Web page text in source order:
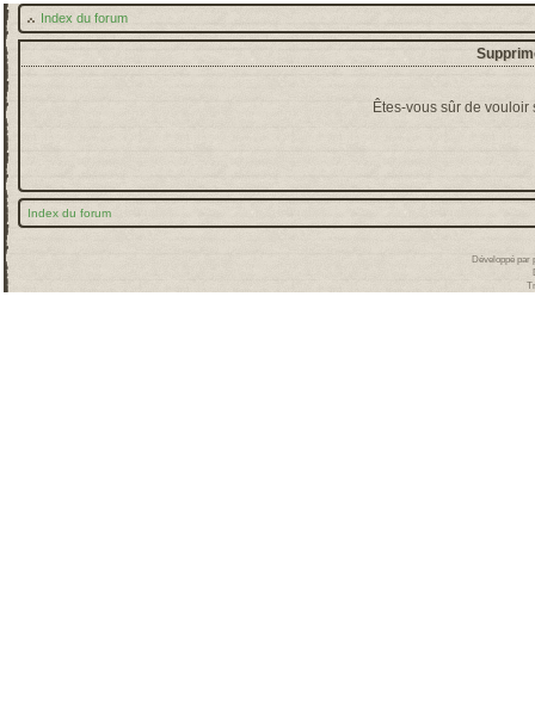
Index du forum
Êtes-vous sûr de
Index du forum
Développé par